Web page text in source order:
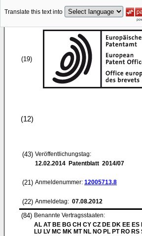
Translate this text into
(19)
(12)
(43) Veröffentlichungstag:
12.02.2014 Patentblatt 2014/07
(21) Anmeldenummer: 12005713.8
(22) Anmeldetag: 07.08.2012
(84) Benannte Vertragsstaaten:
AL AT BE BG CH CY CZ DE DK EE ES
LU LV MC MK MT NL NO PL PT RO RS